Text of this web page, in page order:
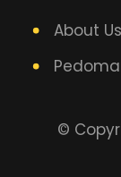
About Us
©